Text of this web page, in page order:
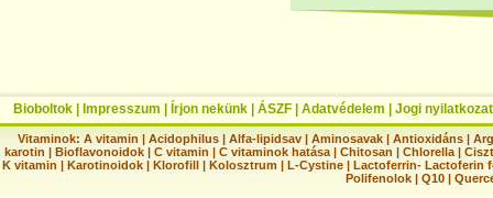
Bioboltok Impresszum Írjon nekünk ÁSZF Adatvédelem Jogi nyilatkozat
Vitaminok: A vitamin |Acidophilus |Alfa-lipidsav |Aminosavak |Antioxidáns |
karotin | Bioflavonoidok | C vitamin | C vitaminok hatása | Chitosan | Chlorella |
K vitamin | Karotinoidok | Klorofill | Kolosztrum | L-Cystine | Lactoferrin- Lactoferin
Polifenolok |Q10 |